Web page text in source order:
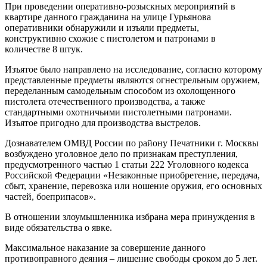
При проведении оперативно-розыскных мероприятий в
квартире данного гражданина на улице Гурьянова
оперативники обнаружили и изъяли предметы,
конструктивно схожие с пистолетом и патронами в
количестве 8 штук.
Изъятое было направлено на исследование, согласно которому
представленные предметы являются огнестрельным оружием,
переделанным самодельным способом из охолощенного
пистолета отечественного производства, а также
стандартными охотничьими пистолетными патронами.
Изъятое пригодно для производства выстрелов.
Дознавателем ОМВД России по району Печатники г. Москвы
возбуждено уголовное дело по признакам преступления,
предусмотренного частью 1 статьи 222 Уголовного кодекса
Российской Федерации «Незаконные приобретение, передача,
сбыт, хранение, перевозка или ношение оружия, его основных
частей, боеприпасов».
В отношении злоумышленника избрана мера принуждения в
виде обязательства о явке.
Максимальное наказание за совершение данного
противоправного деяния – лишение свободы сроком до 5 лет.